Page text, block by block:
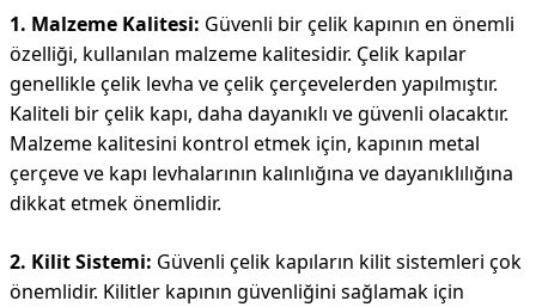
1. Malzeme Kalitesi: Güvenli bir çelik kapının en önemli
özelliği, kullanılan malzeme kalitesidir. Çelik kapılar
genellikle çelik levha ve çelik çerçevelerden yapılmıştır.
Kaliteli bir çelik kapı, daha dayanıklı ve güvenli olacaktır.
Malzeme kalitesini kontrol etmek için, kapının metal
çerçeve ve kapı levhalarının kalınlığına ve dayanıklılığına
dikkat etmek önemlidir.
2. Kilit Sistemi: Güvenli çelik kapıların kilit sistemleri çok
önemlidir. Kilitler kapının güvenliğini sağlamak için